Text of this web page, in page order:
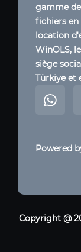
gamme
fichiers en
location
WinOLS,
siège
Türkiye et
Powered
Copyright @